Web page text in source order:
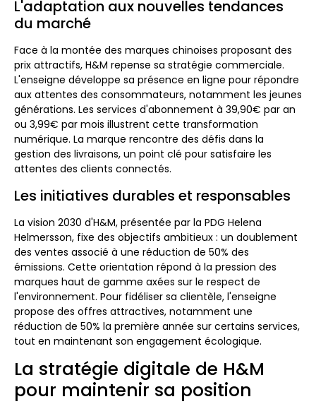
L'adaptation aux nouvelles tendances
du marché
Face à la montée des marques chinoises proposant des
prix attractifs, H&M repense sa stratégie commerciale.
L'enseigne développe sa présence en ligne pour répondre
aux attentes des consommateurs, notamment les jeunes
générations. Les services d'abonnement à 39,90€ par an
ou 3,99€ par mois illustrent cette transformation
numérique. La marque rencontre des défis dans la
gestion des livraisons, un point clé pour satisfaire les
attentes des clients connectés.
Les initiatives durables et responsables
La vision 2030 d'H&M, présentée par la PDG Helena
Helmersson, fixe des objectifs ambitieux : un doublement
des ventes associé à une réduction de 50% des
émissions. Cette orientation répond à la pression des
marques haut de gamme axées sur le respect de
l'environnement. Pour fidéliser sa clientèle, l'enseigne
propose des offres attractives, notamment une
réduction de 50% la première année sur certains services,
tout en maintenant son engagement écologique.
La stratégie digitale de H&M
pour maintenir sa position